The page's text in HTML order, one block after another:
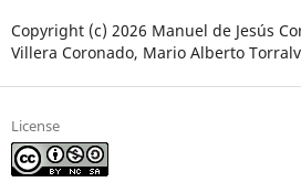
Copyright (c) 2026 Manuel de Jesús
Villera Coronado, Mario Alberto
License